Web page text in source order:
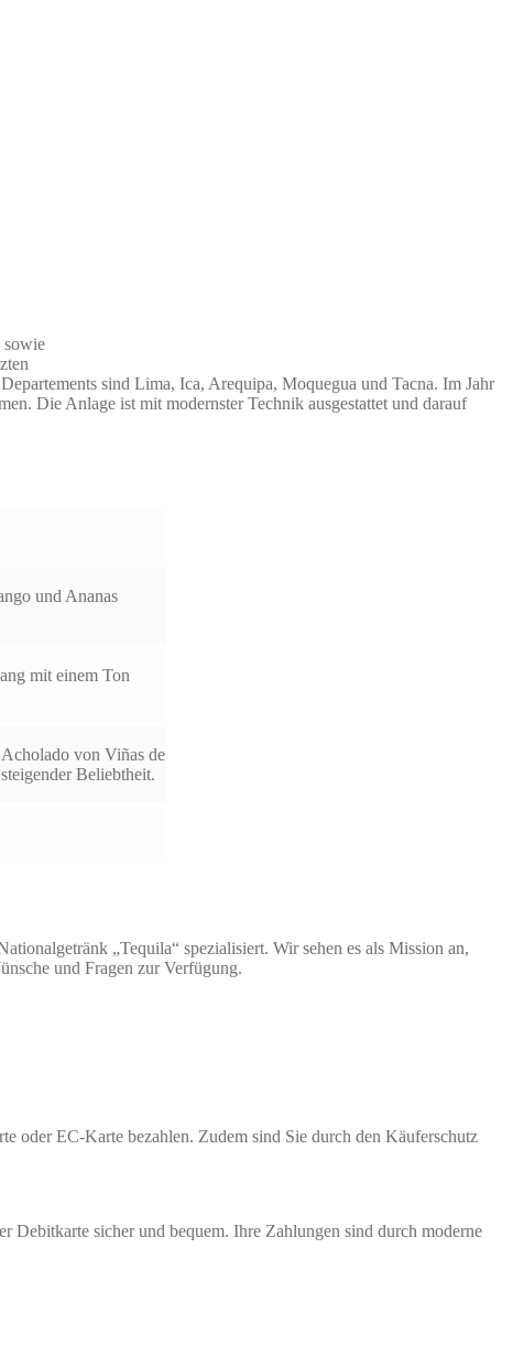
sowie
sind Lima, Ica, Arequipa, Moquegua und Tacna. Im Jahr
Die Anlage ist mit modernster Technik ausgestattet und darauf
und Ananas
mit einem Ton
von Viñas de
Beliebtheit.
„Tequila“ spezialisiert. Wir sehen es als Mission an,
und Fragen zur Verfügung.
oder EC-Karte bezahlen. Zudem sind Sie durch den Käuferschutz
sicher und bequem. Ihre Zahlungen sind durch moderne